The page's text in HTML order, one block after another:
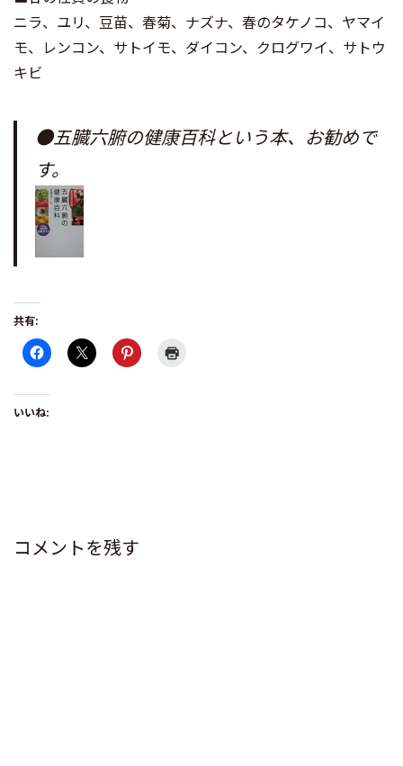
ニラ、ユリ、豆苗、春菊、ナズナ、春のタケノコ、ヤマイ
モ、レンコン、サトイモ、ダイコン、クログワイ、サトウ
キビ
●五臓六腑の健康百科という本、お勧めで
す。
共有:
いいね:
コメントを残す